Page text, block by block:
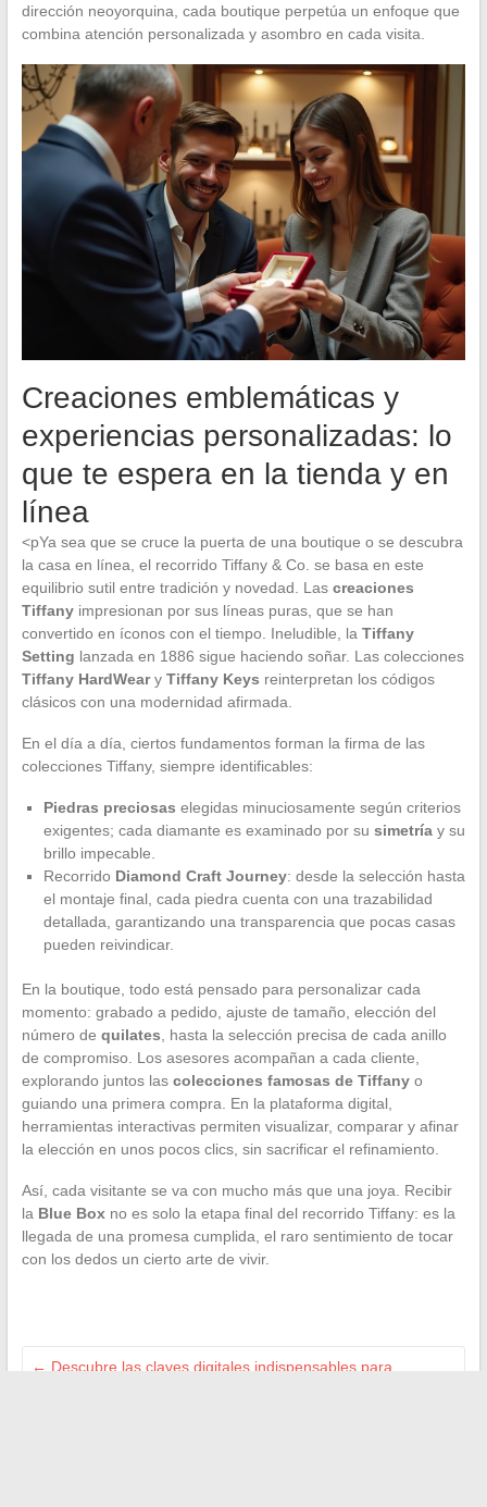
dirección neoyorquina, cada boutique perpetúa un enfoque que
combina atención personalizada y asombro en cada visita.
Creaciones emblemáticas y
experiencias personalizadas: lo
que te espera en la tienda y en
línea
<pYa sea que se cruce la puerta de una boutique o se descubra
la casa en línea, el recorrido Tiffany & Co. se basa en este
equilibrio sutil entre tradición y novedad. Las creaciones
Tiffanyimpresionan por sus líneas puras, que se han
convertido en íconos con el tiempo. Ineludible, la Tiffany
Setting lanzada en 1886 sigue haciendo soñar. Las colecciones
Tiffany HardWeary Tiffany Keys reinterpretan los códigos
clásicos con una modernidad afirmada.
En el día a día, ciertos fundamentos forman la firma de las
colecciones Tiffany, siempre identificables:
Piedras preciosas elegidas minuciosamente según criterios
exigentes; cada diamante es examinado por su simetríay su
brillo impecable.
Recorrido Diamond Craft Journey: desde la selección hasta
el montaje final, cada piedra cuenta con una trazabilidad
detallada, garantizando una transparencia que pocas casas
pueden reivindicar.
En la boutique, todo está pensado para personalizar cada
momento: grabado a pedido, ajuste de tamaño, elección del
número de quilates , hasta la selección precisa de cada anillo
de compromiso. Los asesores acompañan a cada cliente,
explorando juntos las colecciones famosas de Tiffanyo
guiando una primera compra. En la plataforma digital,
herramientas interactivas permiten visualizar, comparar y afinar
la elección en unos pocos clics, sin sacrificar el refinamiento.
Así, cada visitante se va con mucho más que una joya. Recibir
la Blue Boxno es solo la etapa final del recorrido Tiffany: es la
llegada de una promesa cumplida, el raro sentimiento de tocar
con los dedos un cierto arte de vivir.
← Descubre las claves digitales indispensables para